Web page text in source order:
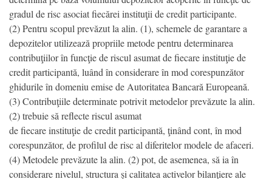
gradul de risc asociat fiecărei instituţii de credit participante.
(2) Pentru scopul prevăzut la alin. (1), schemele de garantare a
depozitelor utilizează propriile metode pentru determinarea
contribuţiilor în funcţie de riscul asumat de fiecare instituţie de
credit participantă, luând în considerare în mod corespunzător
ghidurile în domeniu emise de Autoritatea Bancară Europeană.
(3) Contribuţiile determinate potrivit metodelor prevăzute la alin.
(2) trebuie să reflecte riscul asumat
de fiecare instituţie de credit participantă, ţinând cont, în mod
corespunzător, de profilul de risc al diferitelor modele de afaceri.
(4) Metodele prevăzute la alin. (2) pot, de asemenea, să ia în
considerare nivelul, structura şi calitatea activelor bilanţiere ale